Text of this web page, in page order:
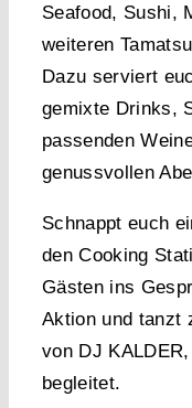
Seafood, Sushi,
weiteren
Dazu serviert
gemixte Drinks,
passenden
genussvollen
Schnappt euch
den Cooking
Gästen ins
Aktion und tanzt
von DJ KALDER
begleitet.